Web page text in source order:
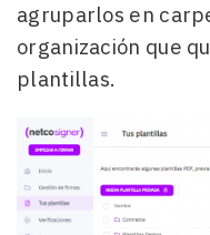
agruparlos en
organización que
plantillas.